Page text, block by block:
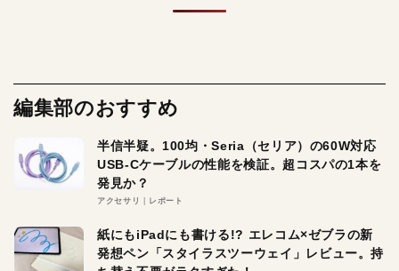
編集部のおすすめ
半信半疑。100均・Seria（セリア）の60W対応
USB-Cケーブルの性能を検証。超コスパの1本を
発見か？
アクセサリ レポート
紙にもiPadにも書ける!? エレコム×ゼブラの新
発想ペン「スタイラスツーウェイ」レビュー。持